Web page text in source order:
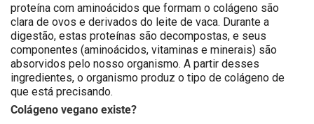
proteína com aminoácidos que formam o colágeno são
clara de ovos e derivados do leite de vaca. Durante a
digestão, estas proteínas são decompostas, e seus
componentes (aminoácidos, vitaminas e minerais) são
absorvidos pelo nosso organismo. A partir desses
ingredientes, o organismo produz o tipo de colágeno de
que está precisando.
Colágeno vegano existe?